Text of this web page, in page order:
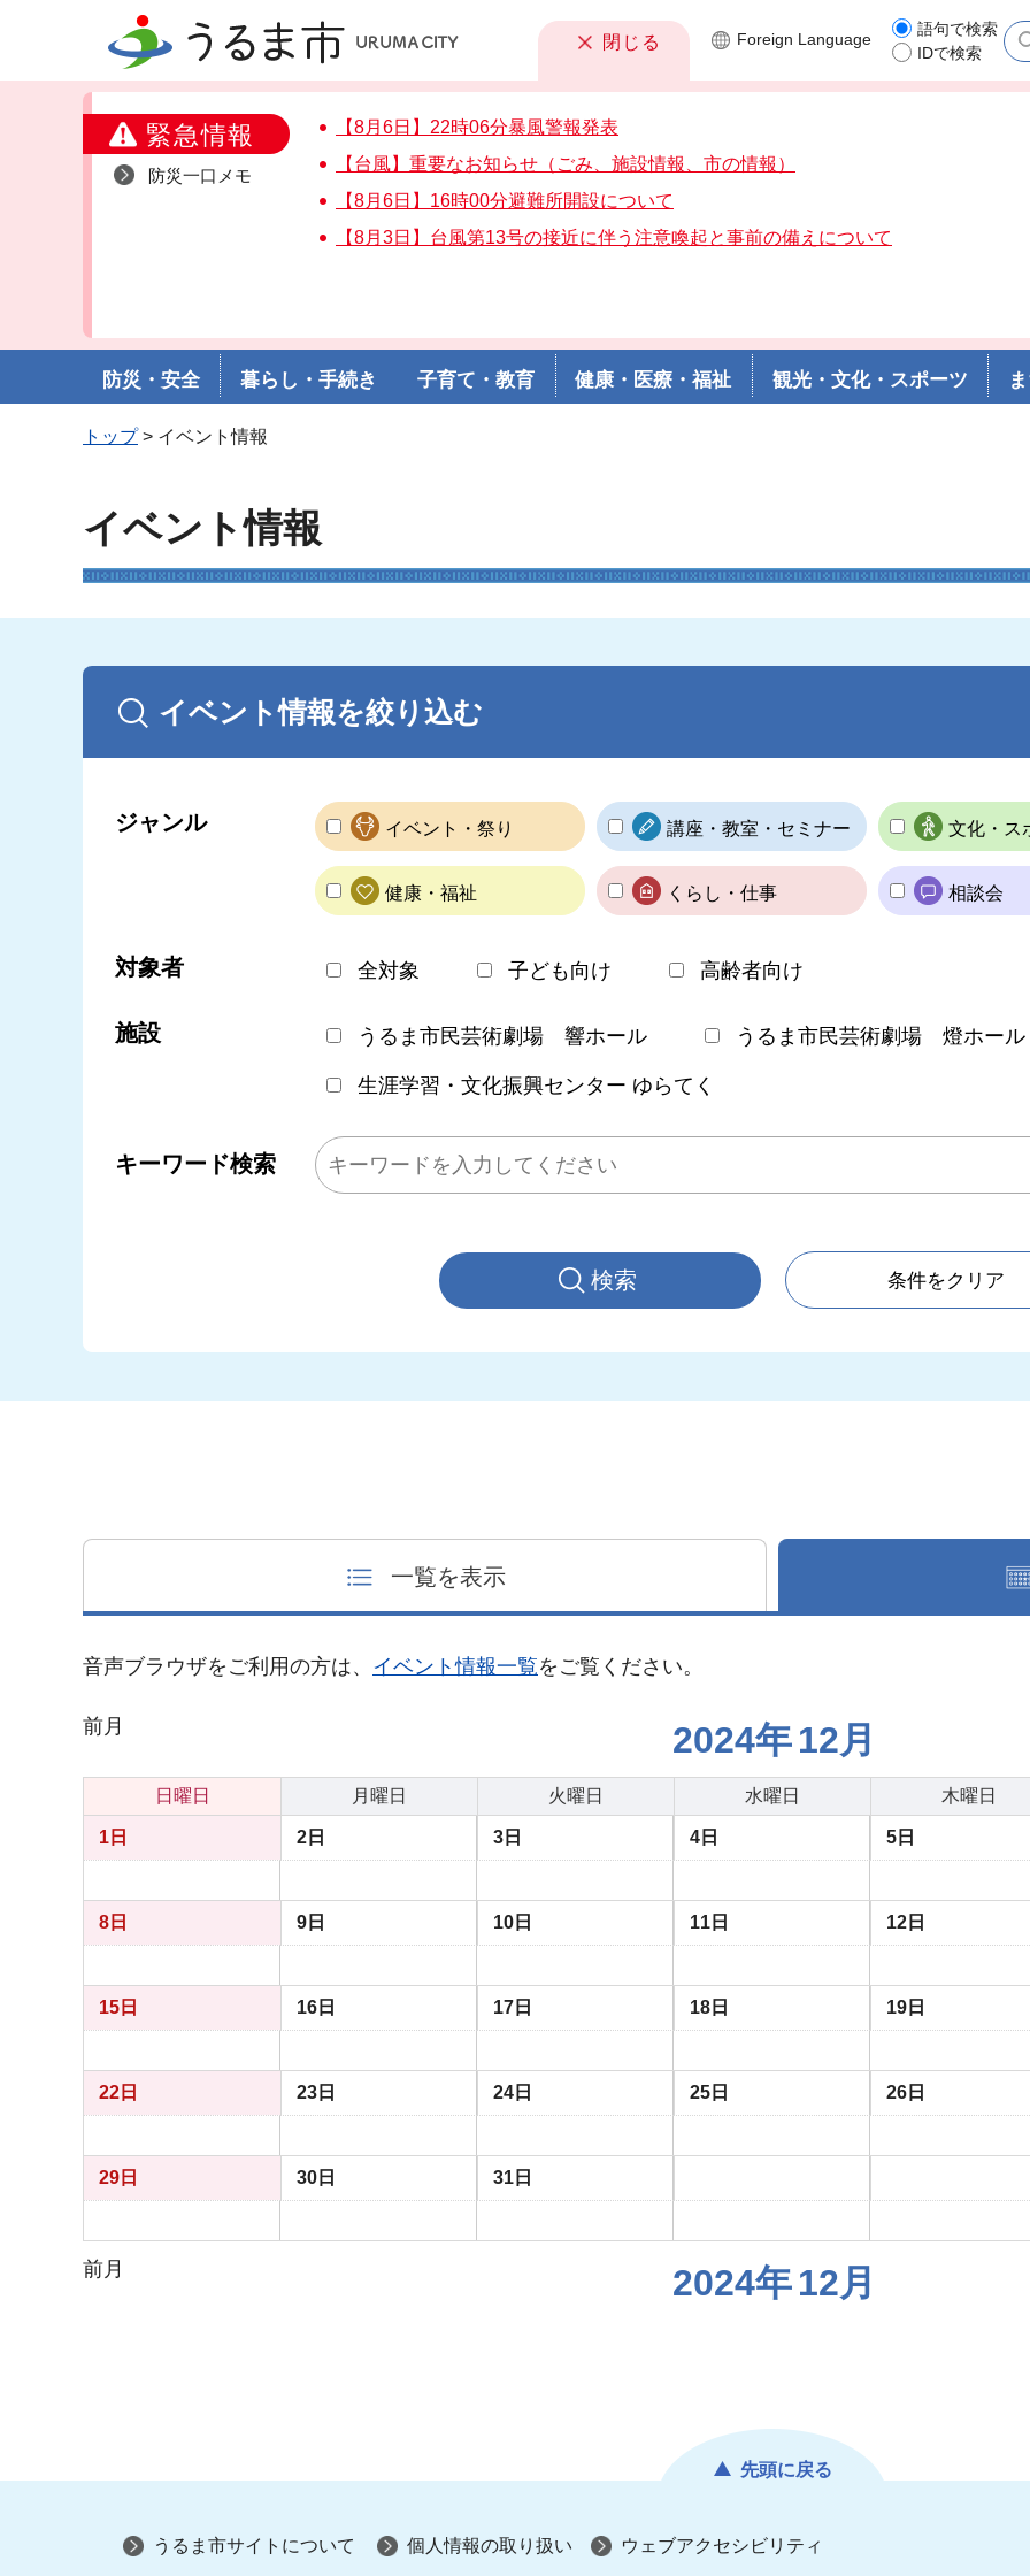
うるま市 閉じる
緊急情報
防災一口メモ
【8月6日】22時06分暴風警報発表
【台風】重要なお知らせ（ごみ、施設情報、市の情報）
【8月6日】16時00分避難所開設について
【8月3日】台風第13号の接近に伴う注意喚起と事前の備えについて
Foreign Language
語句で検索
IDで検索
防災・安全 暮らし・手続き 子育て・教育 健康・医療・福祉 観光・文化・スポーツ
トップ> イベント情報
イベント情報
イベント情報を絞り込む
ジャンル イベント・祭り 講座・教室・セミナー 文化・ス
健康・福祉 くらし・仕事 相談会
対象者 全対象 子ども向け 高齢者向け
施設 うるま市民芸術劇場 響ホール うるま市民芸術劇場 燈ホール
生涯学習・文化振興センター ゆらてく
キーワード検索
条件をクリア
一覧を表示
音声ブラウザをご利用の方は、 イベント情報一覧をご覧ください。
前月 2024年 12月
日曜日 月曜日 火曜日 水曜日 木曜日
1日 2日 3日 4日 5日
8日 9日 10日 11日 12日
15日 16日 17日 18日 19日
22日 23日 24日 25日 26日
29日 30日 31日
前月 2024年 12月
先頭に戻る
うるま市サイトについて 個人情報の取り扱い ウェブアクセシビリティ